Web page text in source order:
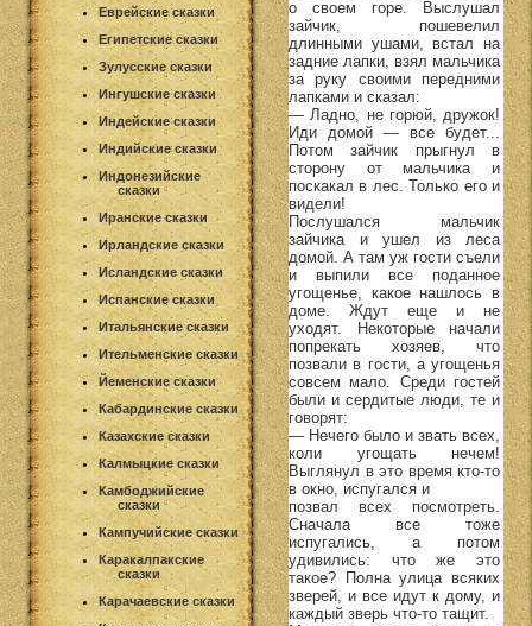
Еврейские сказки
Египетские сказки
Зулусские сказки
Ингушские сказки
Индейские сказки
Индийские сказки
Индонезийские
сказки
Иранские сказки
Ирландские сказки
Исландские сказки
Испанские сказки
Итальянские сказки
Ительменские сказки
Йеменские сказки
Кабардинские сказки
Казахские сказки
Калмыцкие сказки
Камбоджийские
сказки
Кампучийские сказки
Каракалпакские
сказки
Карачаевские сказки
о своем горе. Выслушал
зайчик, пошевелил
длинными ушами, встал на
задние лапки, взял мальчика
за руку своими передними
лапками и сказал:
— Ладно, не горюй, дружок!
Иди домой — все будет...
Потом зайчик прыгнул в
сторону от мальчика и
поскакал в лес. Только его и
видели!
Послушался мальчик
зайчика и ушел из леса
домой. А там уж гости съели
и выпили все поданное
угощенье, какое нашлось в
доме. Ждут еще и не
уходят. Некоторые начали
попрекать хозяев, что
позвали в гости, а угощенья
совсем мало. Среди гостей
были и сердитые люди, те и
говорят:
— Нечего было и звать всех,
коли угощать нечем!
Выглянул в это время кто-то
в окно, испугался и
позвал всех посмотреть.
Сначала все тоже
испугались, а потом
удивились: что же это
такое? Полна улица всяких
зверей, и все идут к дому, и
каждый зверь что-то тащит.